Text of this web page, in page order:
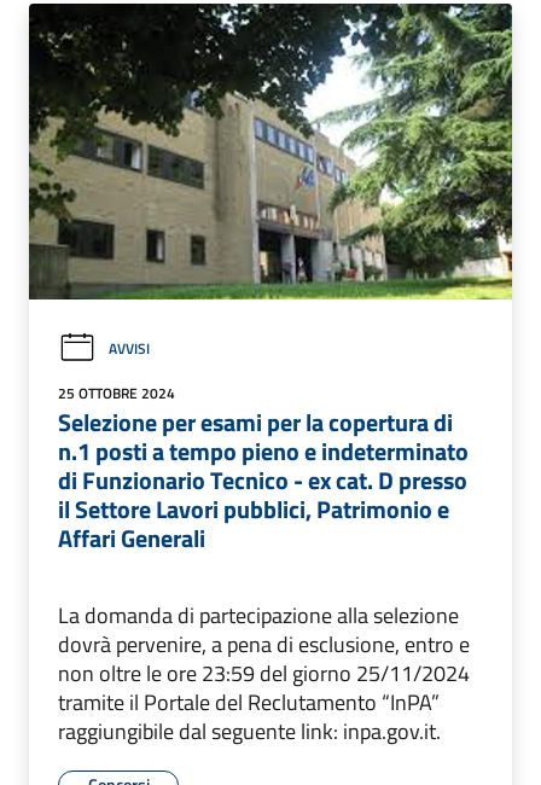
AVVISI
25 OTTOBRE 2024
Selezione per esami per la copertura di
n.1 posti a tempo pieno e indeterminato
di Funzionario Tecnico - ex cat. D presso
il Settore Lavori pubblici, Patrimonio e
Affari Generali
La domanda di partecipazione alla selezione
dovrà pervenire, a pena di esclusione, entro e
non oltre le ore 23:59 del giorno 25/11/2024
tramite il Portale del Reclutamento “InPA”
raggiungibile dal seguente link: inpa.gov.it.